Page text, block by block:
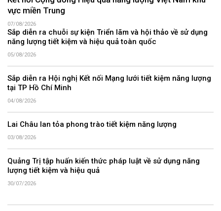
vực miền Trung
07/08/2026
Sắp diễn ra chuỗi sự kiện Triển lãm và hội thảo về sử dụng
năng lượng tiết kiệm và hiệu quả toàn quốc
05/08/2026
Sắp diễn ra Hội nghị Kết nối Mạng lưới tiết kiệm năng lượng
tại TP Hồ Chí Minh
04/08/2026
Lai Châu lan tỏa phong trào tiết kiệm năng lượng
03/08/2026
Quảng Trị tập huấn kiến thức pháp luật về sử dụng năng
lượng tiết kiệm và hiệu quả
30/07/2026